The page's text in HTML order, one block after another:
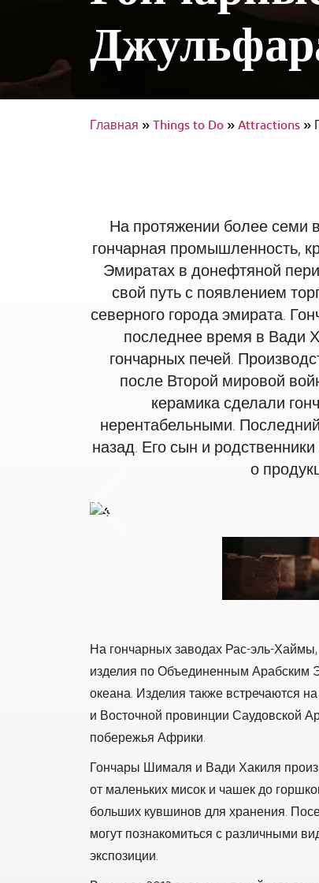
Интерконтиненталь Рас-эль-
Главная»Things to Do»Attractions»
На протяжении более семи
гончарная промышленность,
Эмиратах в донефтяной
свой путь с появлением
северного города эмирата.
последнее время в Вади
гончарных печей.
после Второй мировой
керамика сделали
нерентабельными.
назад. Его сын и
о
На гончарных заводах Рас-эль-
изделия по Объединенным Арабским
океана. Изделия также встречаются
и Восточной провинции Саудовской
побережья Африки.
Гончары Шималя и Вади Хакиля
от маленьких мисок и чашек до
больших кувшинов для хранения.
могут познакомиться с различными
экспозиции.